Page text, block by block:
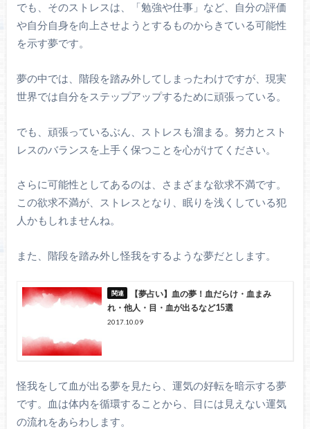
でも、そのストレスは、「勉強や仕事」など、自分の評価
や自分自身を向上させようとするものからきている可能性
を示す夢です。
夢の中では、階段を踏み外してしまったわけですが、現実
世界では自分をステップアップするために頑張っている。
でも、頑張っているぶん、ストレスも溜まる。努力とスト
レスのバランスを上手く保つことを心がけてください。
さらに可能性としてあるのは、さまざまな欲求不満です。
この欲求不満が、ストレスとなり、眠りを浅くしている犯
人かもしれませんね。
また、階段を踏み外し怪我をするような夢だとします。
【夢占い】血の夢！血だらけ・血まみ
れ・他人・目・血が出るなど15選
2017.10.09
怪我をして血が出る夢を見たら、運気の好転を暗示する夢
です。血は体内を循環することから、目には見えない運気
の流れをあらわします。